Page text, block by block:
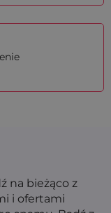
na bieżąco z
i ofertami